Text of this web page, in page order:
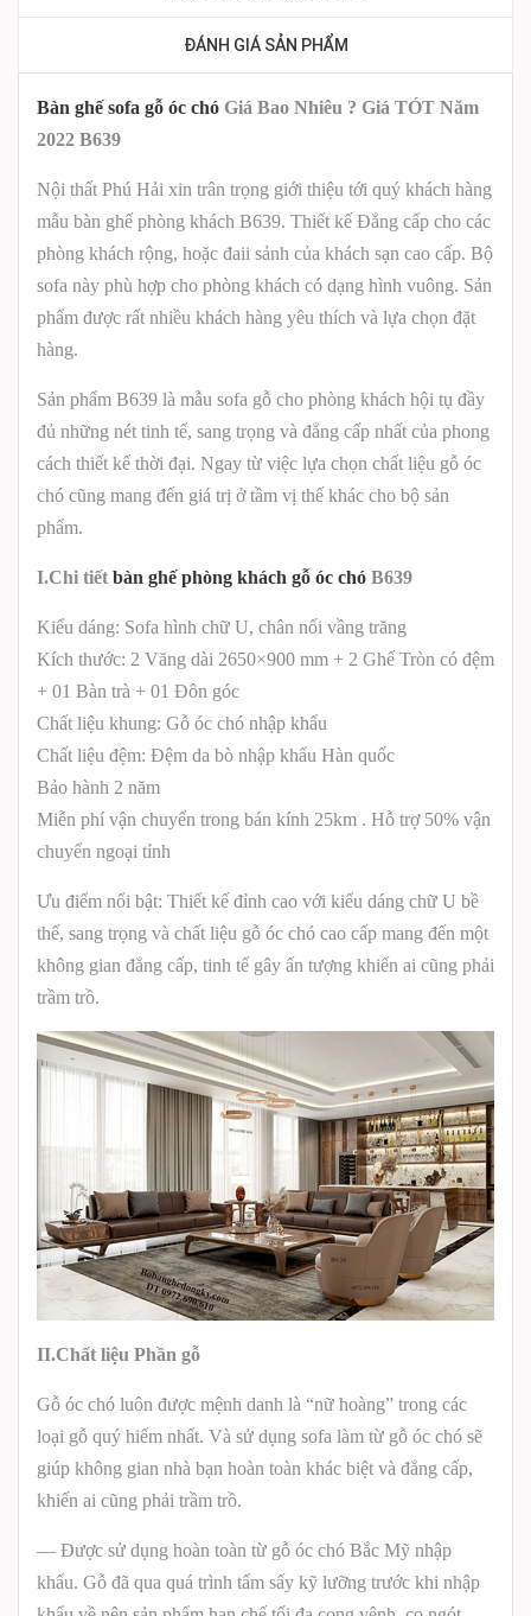
ĐÁNH GIÁ SẢN PHẨM
Bàn ghế sofa gỗ óc chó Giá Bao Nhiêu ? Giá TÓT Năm
2022 B639
Nội thất Phú Hải xin trân trọng giới thiệu tới quý khách hàng
mẫu bàn ghế phòng khách B639. Thiết kế Đẳng cấp cho các
phòng khách rộng, hoặc đaii sảnh của khách sạn cao cấp. Bộ
sofa này phù hợp cho phòng khách có dạng hình vuông. Sản
phẩm được rất nhiều khách hàng yêu thích và lựa chọn đặt
hàng.
Sản phẩm B639 là mẫu sofa gỗ cho phòng khách hội tụ đầy
đủ những nét tinh tế, sang trọng và đẳng cấp nhất của phong
cách thiết kế thời đại. Ngay từ việc lựa chọn chất liệu gỗ óc
chó cũng mang đến giá trị ở tầm vị thế khác cho bộ sản
phẩm.
I.Chi tiết bàn ghế phòng khách gỗ óc chó B639
Kiểu dáng: Sofa hình chữ U, chân nối vầng trăng
Kích thước: 2 Văng dài 2650×900 mm + 2 Ghế Tròn có đệm
+ 01 Bàn trà + 01 Đôn góc
Chất liệu khung: Gỗ óc chó nhập khẩu
Chất liệu đệm: Đệm da bò nhập khẩu Hàn quốc
Bảo hành 2 năm
Miễn phí vận chuyển trong bán kính 25km . Hỗ trợ 50% vận
chuyển ngoại tỉnh
Ưu điểm nổi bật: Thiết kế đỉnh cao với kiểu dáng chữ U bề
thế, sang trọng và chất liệu gỗ óc chó cao cấp mang đến một
không gian đẳng cấp, tinh tế gây ấn tượng khiến ai cũng phải
trầm trồ.
II.Chất liệu Phần gỗ
Gỗ óc chó luôn được mệnh danh là “nữ hoàng” trong các
loại gỗ quý hiếm nhất. Và sử dụng sofa làm từ gỗ óc chó sẽ
giúp không gian nhà bạn hoàn toàn khác biệt và đẳng cấp,
khiến ai cũng phải trầm trồ.
— Được sử dụng hoàn toàn từ gỗ óc chó Bắc Mỹ nhập
khẩu. Gỗ đã qua quá trình tẩm sấy kỹ lưỡng trước khi nhập